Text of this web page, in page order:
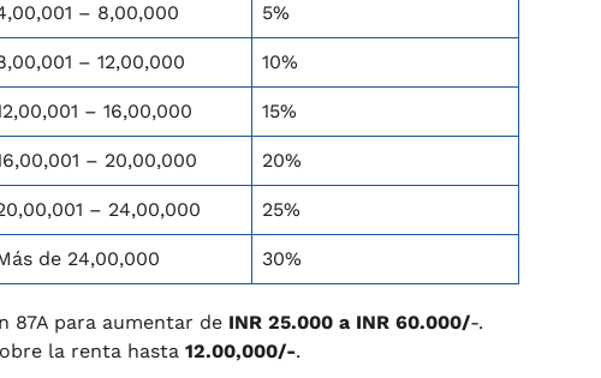
– 8,00,000 5%
– 12,00,000 10%
– 16,00,000 15%
– 20,00,000 20%
– 24,00,000 25%
de 24,00,000 30%
87A para aumentar de INR 25.000 a INR 60.000/-.
la renta hasta 12.00,000/-.